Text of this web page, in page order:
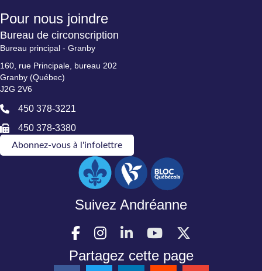
Pour nous joindre
Bureau de circonscription
Bureau principal - Granby
160, rue Principale, bureau 202
Granby (Québec)
J2G 2V6
450 378-3221
450 378-3380
Abonnez-vous à l'infolettre
Suivez Andréanne
Partagez cette page